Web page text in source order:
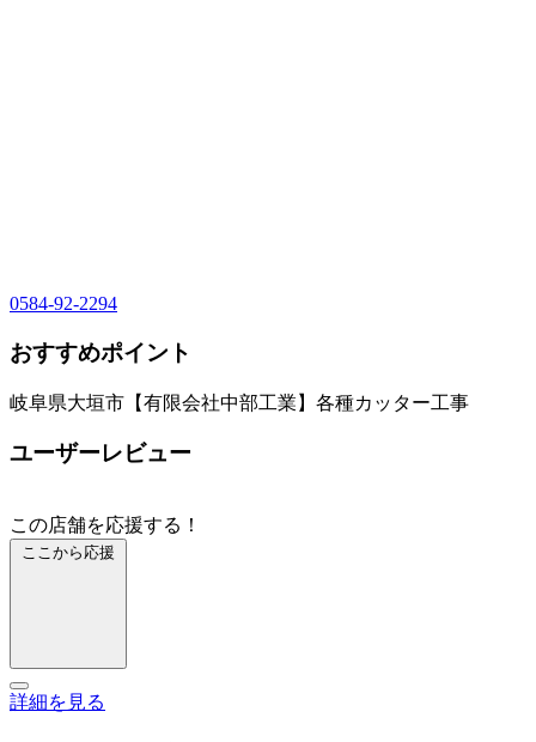
0584-92-2294
おすすめポイント
岐阜県大垣市【有限会社中部工業】各種カッター工事
ユーザーレビュー
この店舗を応援する！
ここから応援
詳細を見る